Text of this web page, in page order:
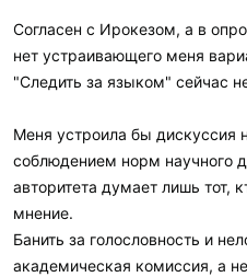
Согласен с Ирокезом, а в
нет устраивающего меня
"Следить за языком" сейчас
Меня устроила бы дискуссия
соблюдением норм научного
авторитета думает лишь тот,
мнение.
Банить за голословность и
академическая комиссия, а